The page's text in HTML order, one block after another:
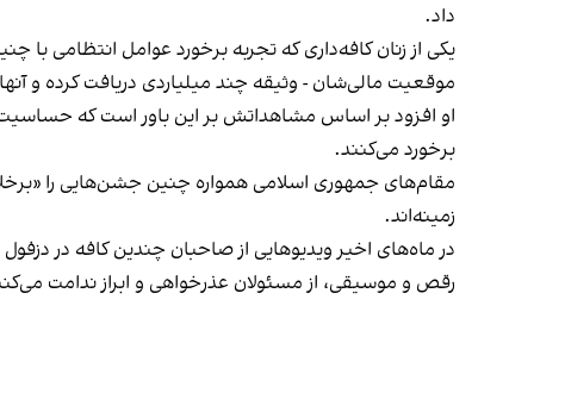
داد.
یکی از زنان کافه‌داری که تجربه برخورد عوامل انتظامی با
موقعیت مالی‌شان - وثیقه چند میلیاردی دریافت کرده و آنها
او افزود بر اساس مشاهداتش بر این باور است که
برخورد می‌کنند.
مقام‌های جمهوری اسلامی همواره چنین جشن‌هایی را
زمینه‌اند.
در ماه‌های اخیر ویدیوهایی از صاحبان چندین کافه در
رقص و موسیقی، از مسئولان عذرخواهی و ابراز ندامت